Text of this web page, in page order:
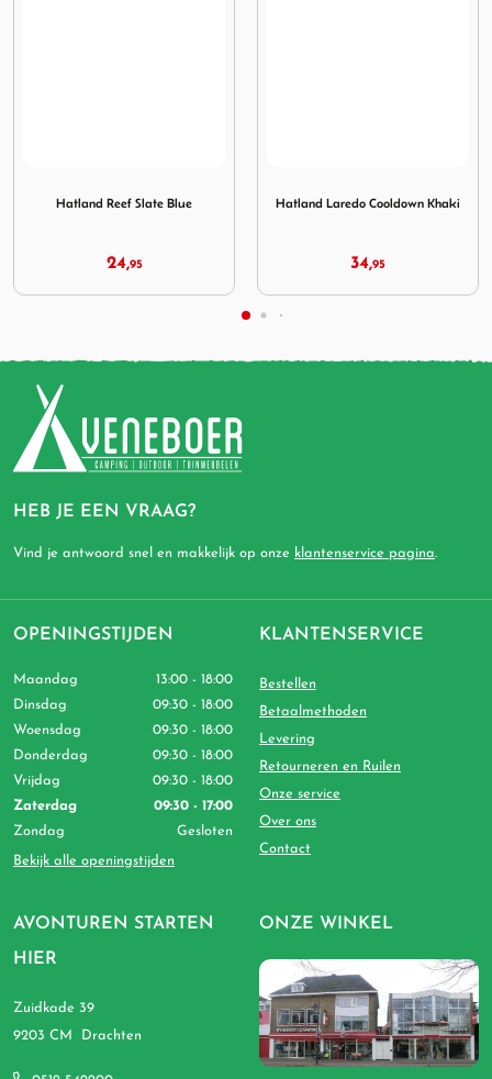
Hatland Laredo Cooldown Khaki
34,
Hatland Reef Black
24,
HEB JE EEN VRAAG?
Vind je antwoord snel en makkelijk op onze klantenservice pagina.
AVONTUREN STARTEN
HIER
Zuidkade 39
9203 CM Drachten
OPENINGSTIJDEN
Maandag
13:00 - 18:00
Dinsdag
09:30 - 18:00
Woensdag
09:30 - 18:00
Donderdag
09:30 - 18:00
Vrijdag
09:30 - 18:00
Zaterdag
09:30 - 17:00
Zondag
Gesloten
Bekijk alle openingstijden
KLANTENSERVICE
Bestellen
Betaalmethoden
Levering
Retourneren en Ruilen
Onze service
Over ons
Contact
ONZE WINKEL